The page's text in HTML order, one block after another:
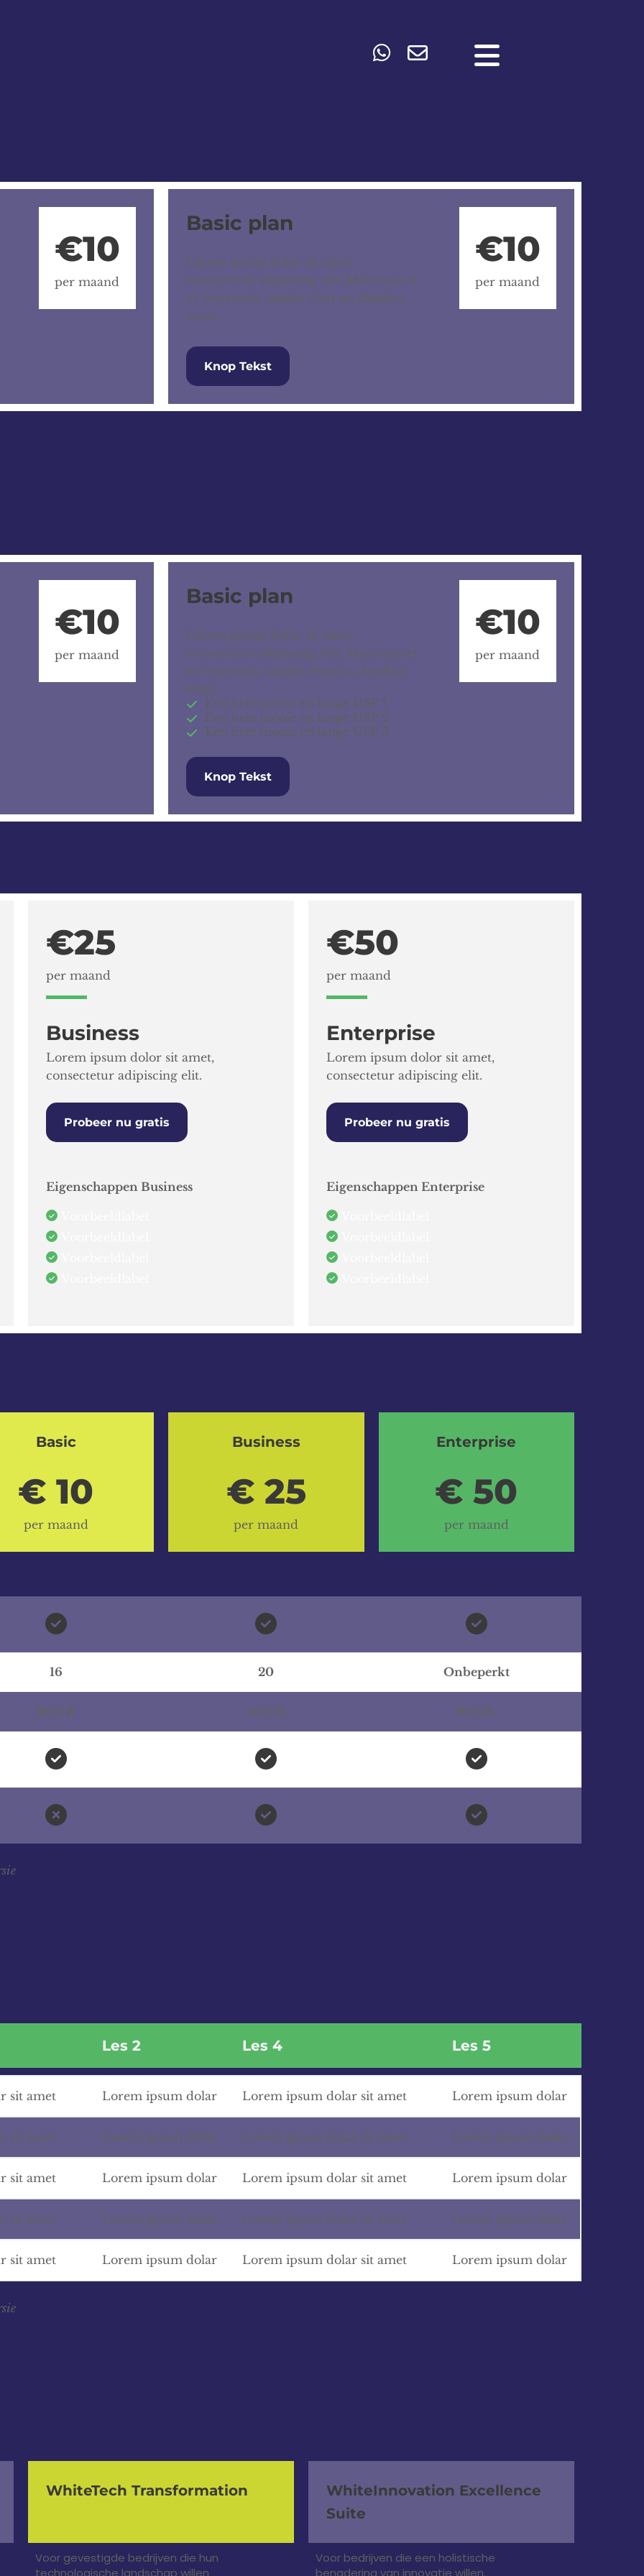
€10
per maand
Basic plan
Lorem ipsum dolor sit amet,
consectetur adipiscing elit. Maecenas et
ex venenatis, sagittis risus ut, dapibus
enim.
Knop Tekst
€10
per maand
€10
per maand
Basic plan
Lorem ipsum dolor sit amet,
consectetur adipiscing elit. Maecenas et
ex venenatis, sagittis risus ut, dapibus
enim.
Een hele mooie en lange USP 1
Een hele mooie en lange USP 2
Een hele mooie en lange USP 3
Knop Tekst
€10
per maand
€25
per maand
Business
Lorem ipsum dolor sit amet,
consectetur adipiscing elit.
Probeer nu gratis
Eigenschappen Business
€50
per maand
Enterprise
Lorem ipsum dolor sit amet,
consectetur adipiscing elit.
Probeer nu gratis
Eigenschappen Enterprise
Basic
€ 10
per maand
Business
€ 25
per maand
Enterprise
€ 50
per maand
  
16 20 Onbeperkt
20 GB 40 GB 80 GB
  
  
Les 2 Les 4 Les 5
sit amet Lorem ipsum dolar Lorem ipsum dolar sit amet Lorem ipsum dolar
sit amet Lorem ipsum dolar Lorem ipsum dolar sit amet Lorem ipsum dolar
sit amet Lorem ipsum dolar Lorem ipsum dolar sit amet Lorem ipsum dolar
sit amet Lorem ipsum dolar Lorem ipsum dolar sit amet Lorem ipsum dolar
sit amet Lorem ipsum dolar Lorem ipsum dolar sit amet Lorem ipsum dolar
WhiteTech Transformation
WhiteInnovation Excellence
Suite
Voor gevestigde bedrijven die hun
Voor bedrijven die een holistische